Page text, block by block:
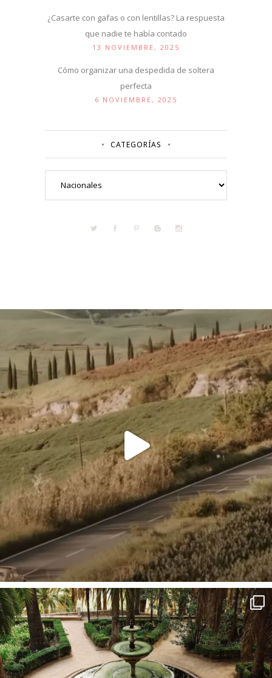
¿Casarte con gafas o con lentillas? La respuesta
que nadie te había contado
13 NOVIEMBRE, 2025
Cómo organizar una despedida de soltera
perfecta
6 NOVIEMBRE, 2025
CATEGORÍAS